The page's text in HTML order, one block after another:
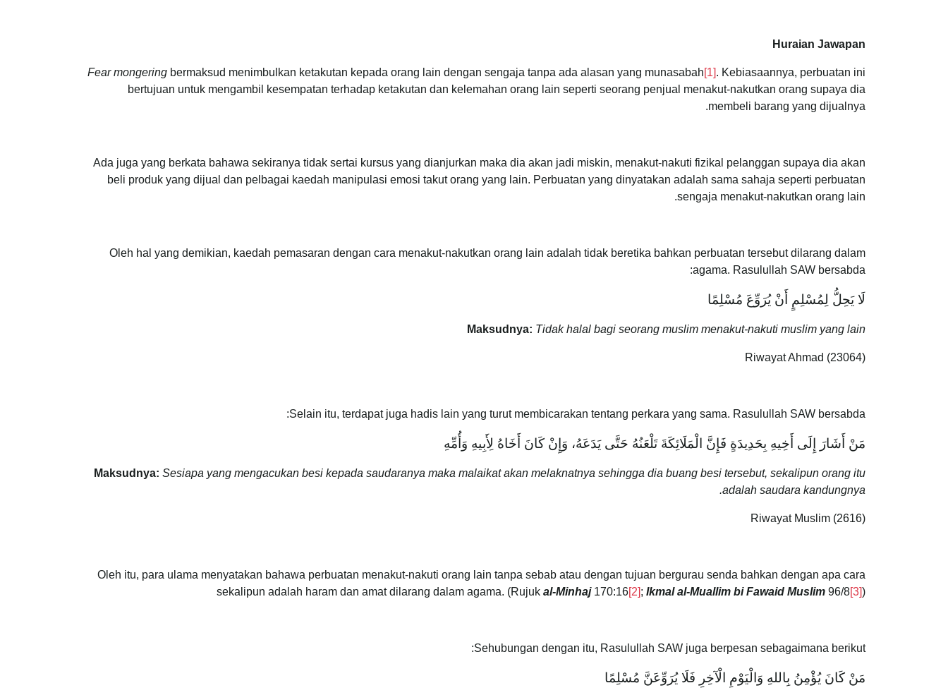
Huraian Jawapan
Fear mongering bermaksud menimbulkan ketakutan kepada orang lain dengan sengaja tanpa ada alasan yang munasabah[1]. Kebiasaannya, perbuatan ini
bertujuan untuk mengambil kesempatan terhadap ketakutan dan kelemahan orang lain seperti seorang penjual menakut-nakutkan orang supaya dia
membeli barang yang dijualnya.
Ada juga yang berkata bahawa sekiranya tidak sertai kursus yang dianjurkan maka dia akan jadi miskin, menakut-nakuti fizikal pelanggan supaya dia akan
beli produk yang dijual dan pelbagai kaedah manipulasi emosi takut orang yang lain. Perbuatan yang dinyatakan adalah sama sahaja seperti perbuatan
sengaja menakut-nakutkan orang lain.
Oleh hal yang demikian, kaedah pemasaran dengan cara menakut-nakutkan orang lain adalah tidak beretika bahkan perbuatan tersebut dilarang dalam
agama. Rasulullah SAW bersabda:
‌لَا ‌يَحِلُّ ‌لِمُسْلِمٍ ‌أَنْ ‌يُرَوِّعَ ‌مُسْلِمًا
Maksudnya: Tidak halal bagi seorang muslim menakut-nakuti muslim yang lain
Riwayat Ahmad (23064)
Selain itu, terdapat juga hadis lain yang turut membicarakan tentang perkara yang sama. Rasulullah SAW bersabda:
‌مَنْ ‌أَشَارَ ‌إِلَى ‌أَخِيهِ ‌بِحَدِيدَةٍ فَإِنَّ الْمَلَائِكَةَ تَلْعَنُهُ حَتَّى يَدَعَهُ، وَإِنْ كَانَ أَخَاهُ لِأَبِيهِ وَأُمِّهِ
Maksudnya: Sesiapa yang mengacukan besi kepada saudaranya maka malaikat akan melaknatnya sehingga dia buang besi tersebut, sekalipun orang itu
adalah saudara kandungnya.
Riwayat Muslim (2616)
Oleh itu, para ulama menyatakan bahawa perbuatan menakut-nakuti orang lain tanpa sebab atau dengan tujuan bergurau senda bahkan dengan apa cara
sekalipun adalah haram dan amat dilarang dalam agama. (Rujuk al-Minhaj170:16[2]; Ikmal al-Muallim bi Fawaid Muslim 96/8[3])
Sehubungan dengan itu, Rasulullah SAW juga berpesan sebagaimana berikut:
مَنْ كَانَ يُؤْمِنُ بِاللهِ وَالْيَوْمِ الْآخِرِ ‌فَلَا ‌يُرَوِّعَنَّ ‌مُسْلِمًا